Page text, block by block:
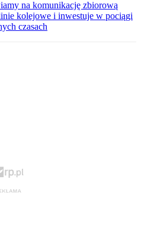
na komunikację zbiorową
kolejowe i inwestuje w pociągi
czasach